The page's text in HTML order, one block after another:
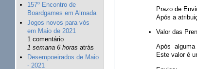
157º Encontro de
Boardgames em Almada
Jogos novos para vós
em Maio de 2021
1 comentário
1 semana 6 horas atrás
Desempoeirados de Maio
- 2021
Prazo de
Após a
Valor das
Após alguma
Este valor é